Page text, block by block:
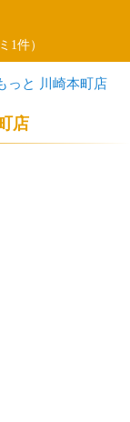
1件）
っと 川崎本町店
店